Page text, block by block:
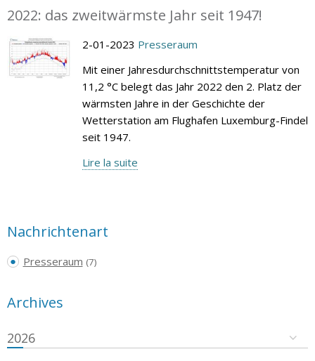
2022: das zweitwärmste Jahr seit 1947!
2-01-2023 Presseraum
Mit einer Jahresdurchschnittstemperatur von
11,2 °C belegt das Jahr 2022 den 2. Platz der
wärmsten Jahre in der Geschichte der
Wetterstation am Flughafen Luxemburg-Findel
seit 1947.
Lire la suite
Nachrichtenart
Presseraum (7)
Archives
2026